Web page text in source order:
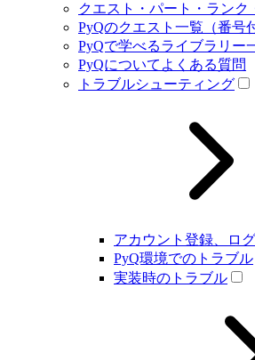
クエスト・パート・ランク
PyQのクエスト一覧（番号
PyQで学べるライブラリー
PyQについてよくある質問
トラブルシューティング
アカウント登録、ロ
PyQ環境でのトラブル
実装時のトラブル